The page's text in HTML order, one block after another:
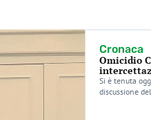
Cronaca
Omicidio
Si è tenuta
discussione